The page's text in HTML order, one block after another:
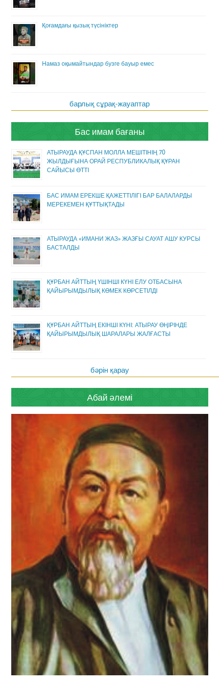
Қоғамдағы қызық түсініктер
Намаз оқымайтындар бузге бауыр емес
барлық сұрақ-жауаптар
Бас имам бағаны
АТЫРАУДА ҚҰСПАН МОЛЛА МЕШІТІНІҢ 70
ЖЫЛДЫҒЫНА ОРАЙ РЕСПУБЛИКАЛЫҚ ҚҰРАН
САЙЫСЫ ӨТТІ
БАС ИМАМ ЕРЕКШЕ ҚАЖЕТТІЛІГІ БАР БАЛАЛАРДЫ
МЕРЕКЕМЕН ҚҰТТЫҚТАДЫ
АТЫРАУДА «ИМАНИ ЖАЗ» ЖАЗҒЫ САУАТ АШУ КУРСЫ
БАСТАЛДЫ
ҚҰРБАН АЙТТЫҢ ҮШІНШІ КҮНІ ЕЛУ ОТБАСЫНА
ҚАЙЫРЫМДЫЛЫҚ КӨМЕК КӨРСЕТІЛДІ
ҚҰРБАН АЙТТЫҢ ЕКІНШІ КҮНІ: АТЫРАУ ӨҢІРІНДЕ
ҚАЙЫРЫМДЫЛЫҚ ШАРАЛАРЫ ЖАЛҒАСТЫ
бәрін қарау
Абай әлемі